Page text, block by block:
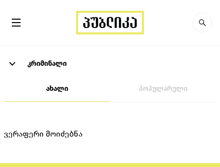
კრიმინალი
ახალი პოპულარული
ვერაფერი მოიძებნა